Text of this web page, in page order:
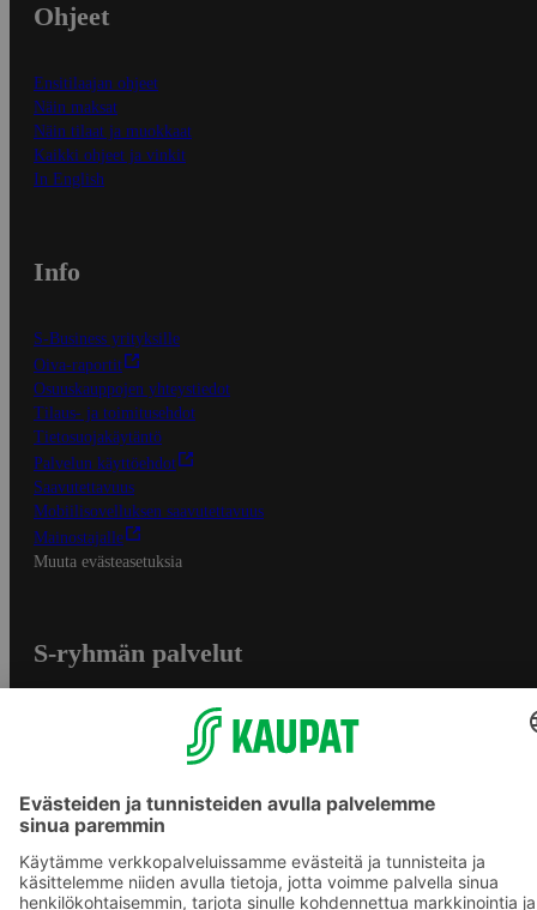
Ohjeet
Ensitilaajan ohjeet
Näin maksat
Näin tilaat ja muokkaat
Kaikki ohjeet ja vinkit
In English
Info
S-Business yrityksille
Oiva-raportit
Osuuskauppojen yhteystiedot
Tilaus- ja toimitusehdot
Tietosuojakäytäntö
Palvelun käyttöehdot
Saavutettavuus
Mobiilisovelluksen saavutettavuus
Mainostajalle
Muuta evästeasetuksia
S-ryhmän palvelut
S-ostoslista -sovellus
Prisma.fi
Sokos.fi
S-Pankki